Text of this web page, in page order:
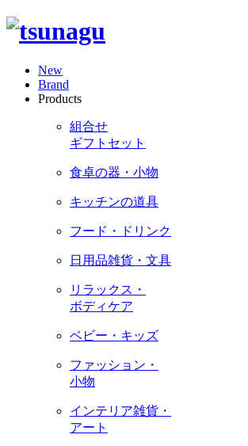
New
Brand
Products
組合せ
ギフトセット
食卓の器・小物
キッチンの道具
フード・ドリンク
日用品雑貨・文具
リラックス・
ボディケア
ベビー・キッズ
ファッション・
小物
インテリア雑貨・
アート